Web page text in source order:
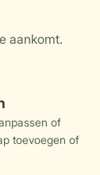
of
toevoegen of